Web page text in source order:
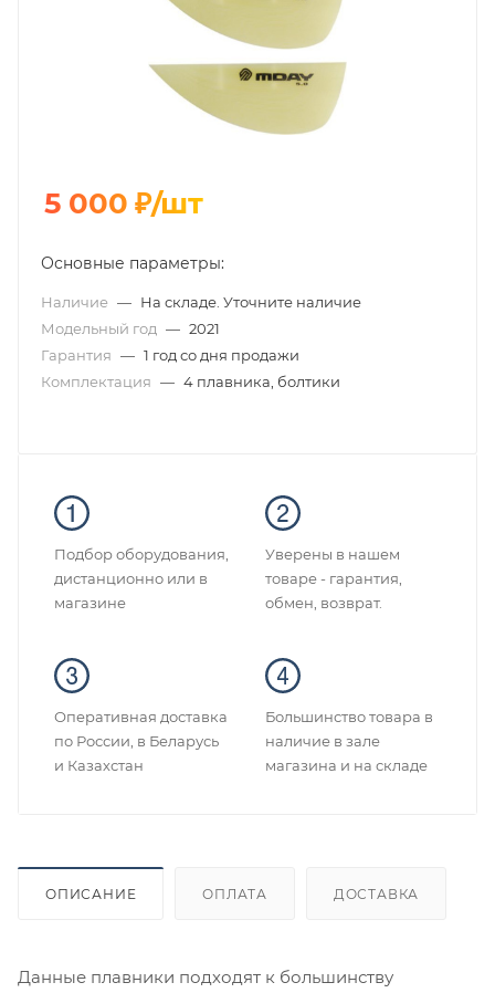
5 000 ₽/шт
Основные параметры:
Наличие — На складе. Уточните наличие
Модельный год — 2021
Гарантия — 1 год со дня продажи
Комплектация — 4 плавника, болтики
Подбор оборудования,
дистанционно или в
магазине
Уверены в нашем
товаре - гарантия,
обмен, возврат.
Оперативная доставка
по России, в Беларусь
и Казахстан
Большинство товара в
наличие в зале
магазина и на складе
ОПИСАНИЕ ОПЛАТА ДОСТАВКА
Данные плавники подходят к большинству